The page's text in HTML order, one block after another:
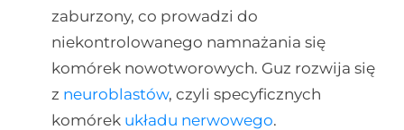
zaburzony, co prowadzi do
niekontrolowanego namnażania się
komórek nowotworowych. Guz rozwija się
z neuroblastów, czyli specyficznych
komórek układu nerwowego.